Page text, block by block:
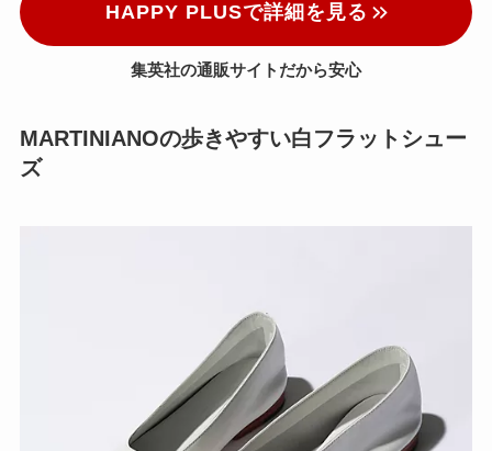
HAPPY PLUSで詳細を見る
集英社の通販サイトだから安心
MARTINIANOの歩きやすい白フラットシュー
ズ